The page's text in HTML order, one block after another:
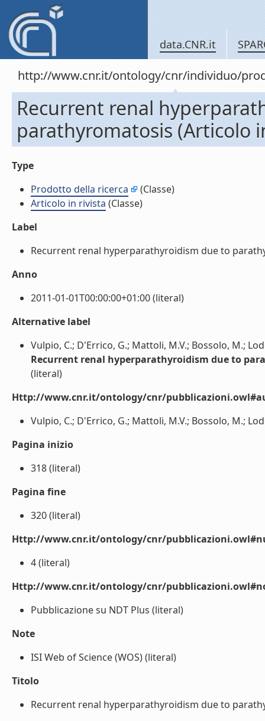
data.CNR.it
http://www.cnr.it/ontology/cnr/individuo/
Recurrent renal
parathyromatosis (Articolo
Type
Prodotto della ricerca
(Classe)
Articolo in rivista (Classe)
Label
Recurrent renal hyperparathyroidism due to
Anno
2011-01-01T00:00:00+01:00 (literal)
Alternative label
Vulpio, C.; D'Errico, G.; Mattoli, M.V.; Bossolo, M.;
Recurrent renal hyperparathyroidism due to
(literal)
Http://www.cnr.it/ontology/cnr/
Vulpio, C.; D'Errico, G.; Mattoli, M.V.; Bossolo, M.;
Pagina inizio
318 (literal)
Pagina fine
320 (literal)
Http://www.cnr.it/ontology/cnr/
4 (literal)
Http://www.cnr.it/ontology/cnr/
Pubblicazione su NDT Plus (literal)
Note
ISI Web of Science (WOS) (literal)
Titolo
Recurrent renal hyperparathyroidism due to